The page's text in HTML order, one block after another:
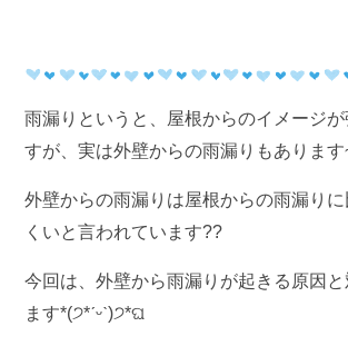
雨漏りというと、屋根からのイメージが
すが、実は外壁からの雨漏りもあります
外壁からの雨漏りは屋根からの雨漏り
くいと言われています?️?️
今回は、外壁から雨漏りが起きる原因
ます*(੭*ˊᵕˋ)੭*ଘ